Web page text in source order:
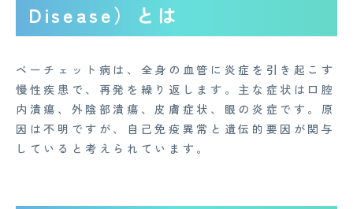
Disease）とは
ベーチェット病は、全身の血管に炎症を引き起こす
慢性疾患で、再発を繰り返します。主な症状は口腔
内潰瘍、外陰部潰瘍、皮膚症状、眼の炎症です。原
因は不明ですが、自己免疫異常と遺伝的要因が関与
していると考えられています。